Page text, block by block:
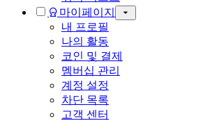
마이페이지
내 프로필
나의 활동
코인 및 결제
멤버십 관리
계정 설정
차단 목록
고객 센터